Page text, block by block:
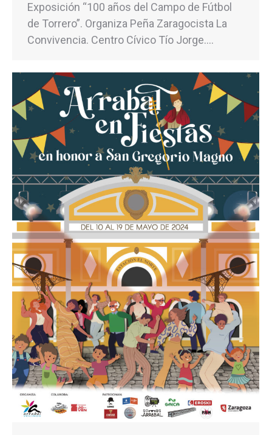
Exposición “100 años del Campo de Fútbol
de Torrero”. Organiza Peña Zaragocista La
Convivencia. Centro Cívico Tío Jorge.…